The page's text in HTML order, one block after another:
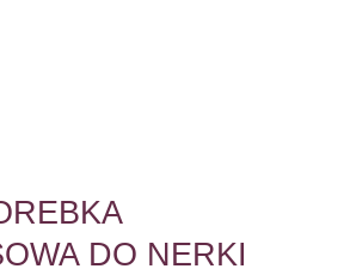
DO NERKI